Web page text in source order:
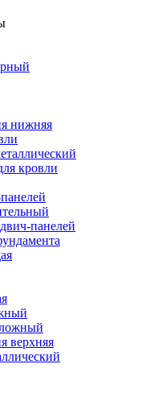
нижняя
кровли
панелей
верхняя